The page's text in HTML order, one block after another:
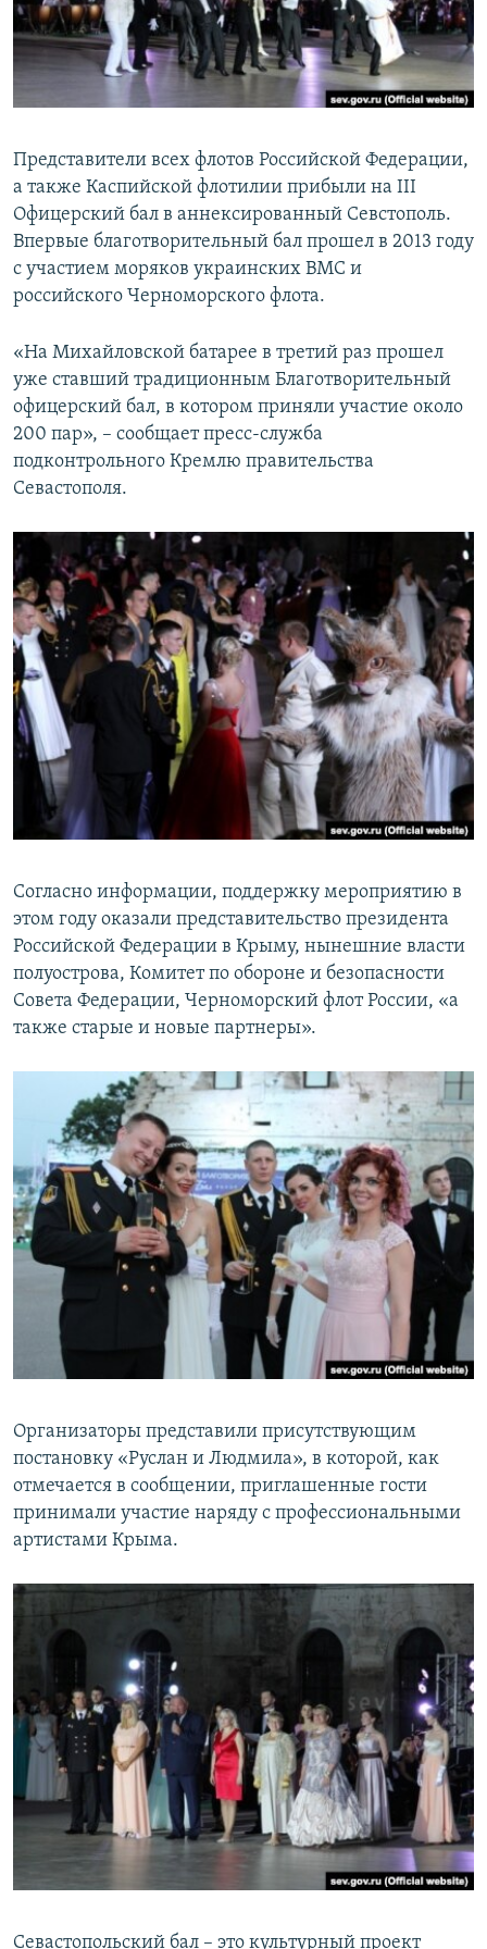
ПОБЕДИТЕЛЕЙ НЕ СУДЯТ?
КРЫМ.НЕПОКОРЕННЫЙ
ПРИСОЕДИНЯЙТЕСЬ!
Все сайты RFE/RL
Представители всех флотов Российской Федерации,
а также Каспийской флотилии прибыли на III
Офицерский бал в аннексированный Севстополь.
Впервые благотворительный бал прошел в 2013 году
с участием моряков украинских ВМС и
российского Черноморского флота.
«На Михайловской батарее в третий раз прошел
уже ставший традиционным Благотворительный
офицерский бал, в котором приняли участие около
200 пар», – сообщает пресс-служба
подконтрольного Кремлю правительства
Севастополя.
Согласно информации, поддержку мероприятию в
этом году оказали представительство президента
Российской Федерации в Крыму, нынешние власти
полуострова, Комитет по обороне и безопасности
Совета Федерации, Черноморский флот России, «а
также старые и новые партнеры».
Организаторы представили присутствующим
постановку «Руслан и Людмила», в которой, как
отмечается в сообщении, приглашенные гости
принимали участие наряду с профессиональными
артистами Крыма.
Севастопольский бал – это культурный проект